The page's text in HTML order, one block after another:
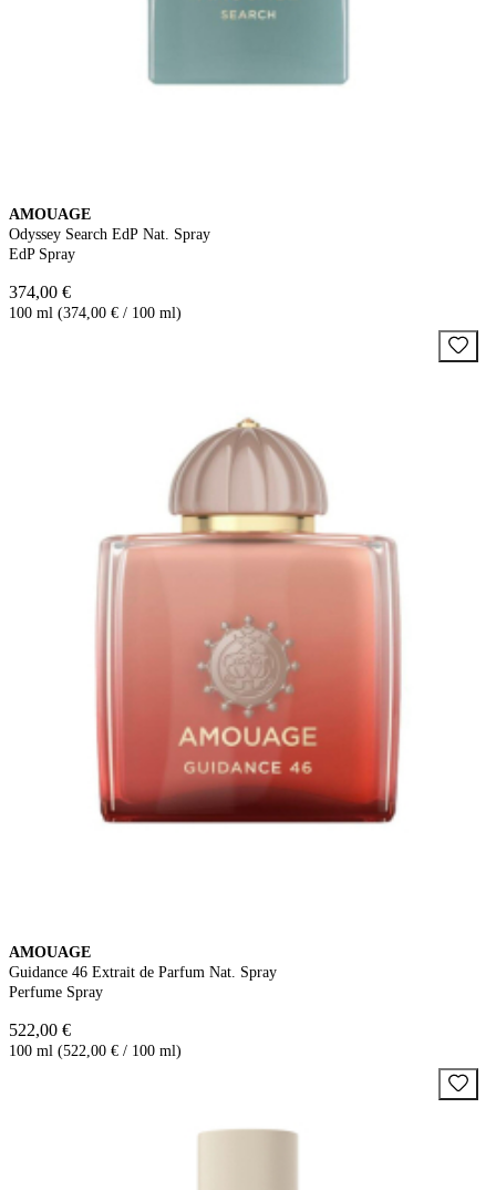
AMOUAGE
Odyssey Search EdP Nat. Spray
EdP Spray
374,00 €
100 ml (374,00 € / 100 ml)
AMOUAGE
Guidance 46 Extrait de Parfum Nat. Spray
Perfume Spray
522,00 €
100 ml (522,00 € / 100 ml)